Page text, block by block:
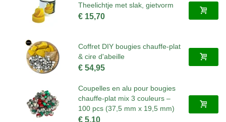
Theelichtje met slak, gietvorm
€ 15,70
Coffret DIY bougies chauffe-plat
& cire d'abeille
€ 54,95
Coupelles en alu pour bougies
chauffe-plat mix 3 couleurs –
100 pcs (37,5 mm x 19,5 mm)
€ 5,10